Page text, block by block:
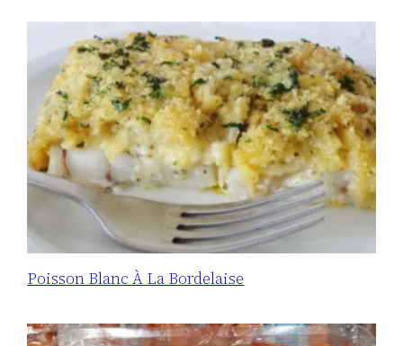
Poisson Blanc À La Bordelaise